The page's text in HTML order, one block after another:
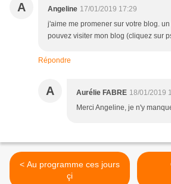
A Angeline 17/01/2019 17:29
j'aime me promener sur votre blog.
pouvez visiter mon blog (cliquez sur
Répondre
A Aurélie FABRE 18/01/2019
Merci Angeline, je n'y
< Au programme ces jours
çi